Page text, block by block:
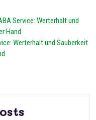
Service: Werterhalt und
Hand
Werterhalt und Sauberkeit